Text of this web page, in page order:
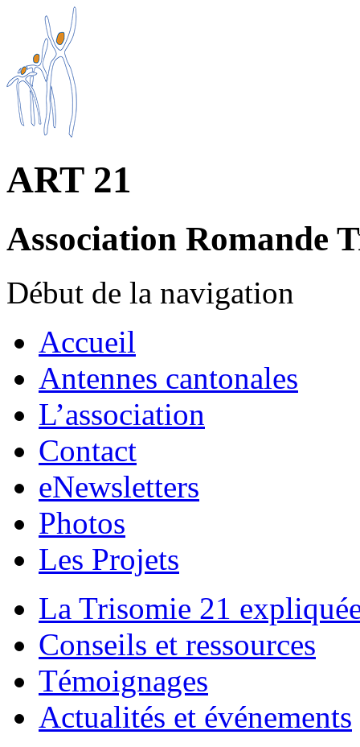
ART 21
Association Romande
Début de la navigation
Accueil
Antennes cantonales
L’association
Contact
eNewsletters
Photos
Les Projets
La Trisomie 21
Conseils et ressources
Témoignages
Actualités et événements